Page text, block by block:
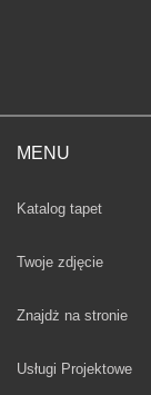
MENU
Katalog tapet
Twoje zdjęcie
Znajdż na stronie
Usługi Projektowe